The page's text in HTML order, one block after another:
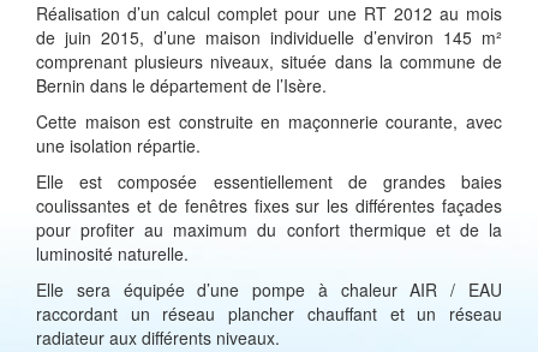
Réalisation d’un calcul complet pour une RT 2012 au mois
de juin 2015, d’une maison individuelle d’environ 145 m²
comprenant plusieurs niveaux, située dans la commune de
Bernin dans le département de l’Isère.
Cette maison est construite en maçonnerie courante, avec
une isolation répartie.
Elle est composée essentiellement de grandes baies
coulissantes et de fenêtres fixes sur les différentes façades
pour profiter au maximum du confort thermique et de la
luminosité naturelle.
Elle sera équipée d’une pompe à chaleur AIR / EAU
raccordant un réseau plancher chauffant et un réseau
radiateur aux différents niveaux.